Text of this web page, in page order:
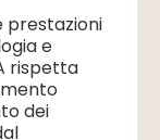
prestazioni
e
rispetta
dei